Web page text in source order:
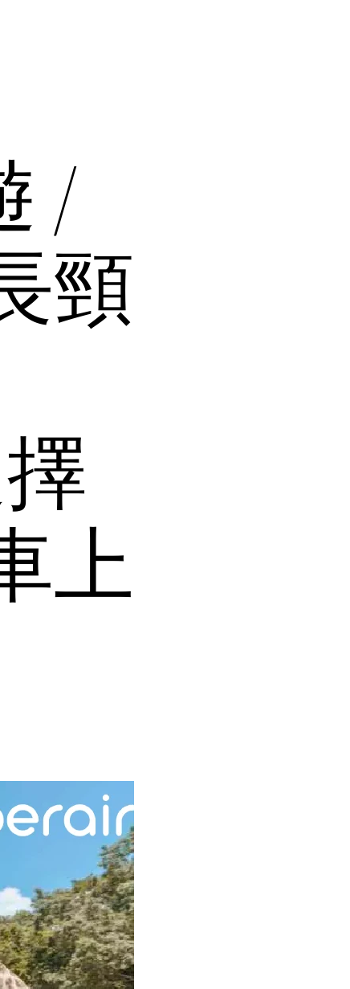
/
頸
上